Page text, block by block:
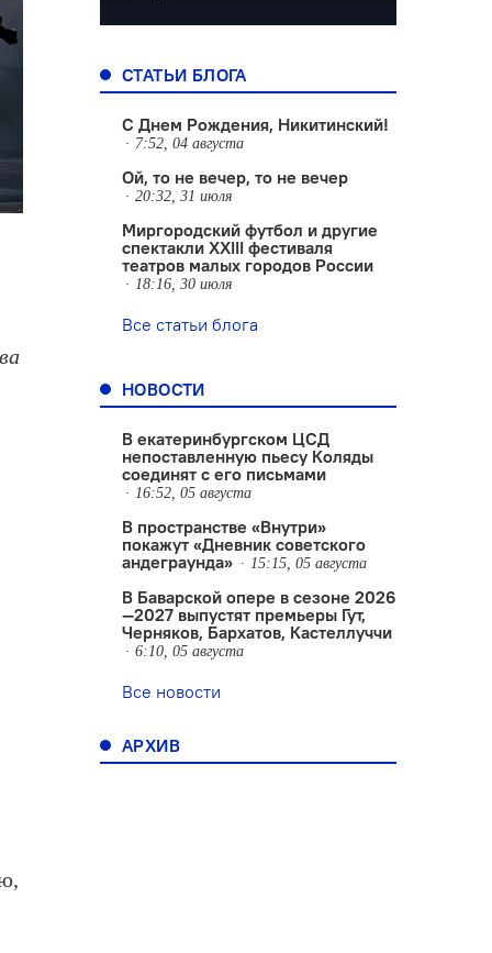
СТАТЬИ БЛОГА
С Днем Рождения, Никитинский!
7:52, 04 августа
Ой, то не вечер, то не вечер
20:32, 31 июля
Миргородский футбол и другие
спектакли XXIII фестиваля
театров малых городов России
18:16, 30 июля
Все статьи блога
НОВОСТИ
В екатеринбургском ЦСД
непоставленную пьесу Коляды
соединят с его письмами
16:52, 05 августа
В пространстве «Внутри»
покажут «Дневник советского
андеграунда»
15:15, 05 августа
В Баварской опере в сезоне 2026
—2027 выпустят премьеры Гут,
Черняков, Бархатов, Кастеллуччи
6:10, 05 августа
Все новости
АРХИВ